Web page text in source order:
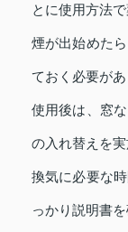
とに使用方法
煙が出始めた
ておく必要があ
使用後は、窓
の入れ替えを実
換気に必要な
っかり説明書